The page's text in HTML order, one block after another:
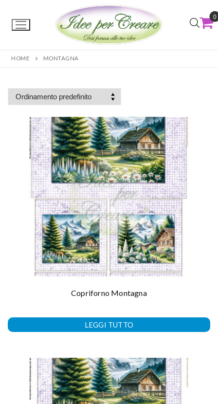
0
HOME MONTAGNA
Copriforno Montagna
LEGGI TUTTO